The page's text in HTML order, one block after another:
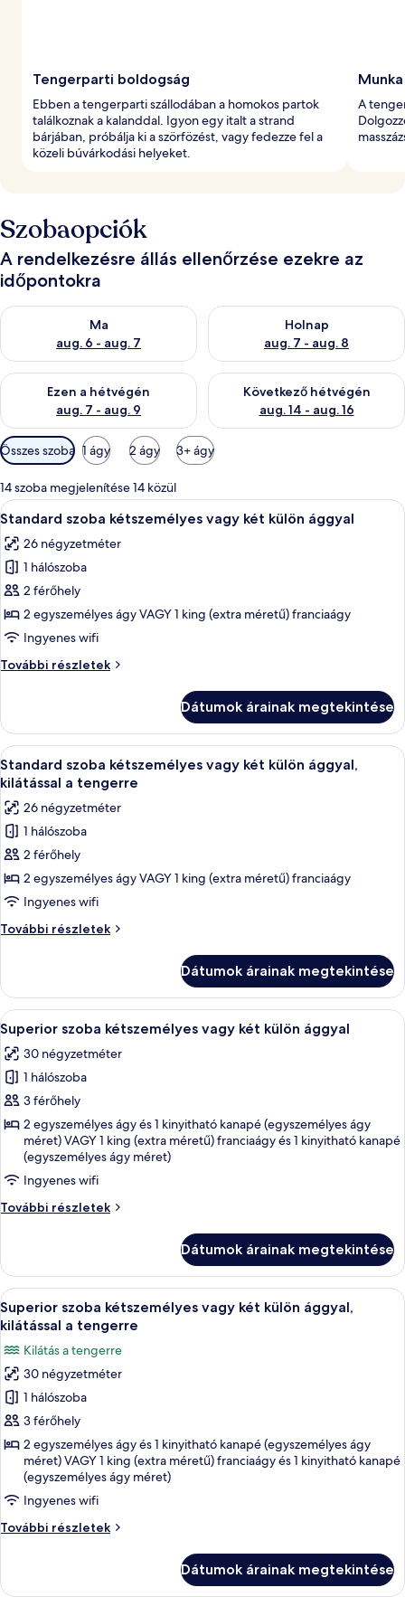
Tengerparti boldogság
Ebben a tengerparti szállodában a homokos partok
találkoznak a kalanddal. Igyon egy italt a strand
bárjában, próbálja ki a szörfözést, vagy fedezze fel a
közeli búvárkodási helyeket.
A
Szobaopciók
A rendelkezésre állás ellenőrzése ezekre az
időpontokra
Ma
aug. 6 - aug. 7
A ma esti rendelkezésre állás ellenőrzése: aug. 6 - aug. 7
Holnap
aug. 7 - aug. 8
A holnapi rendelkezésre állás
Ezen a hétvégén
aug. 7 - aug. 9
A mostani hétvégi rendelkezésre állás ellenőrzése: aug. 7 -
Következő hétvégén
aug. 14 - aug. 16
A következő hétvégi
Szobákhoz
rendelkezésre
álló
szűrők
Összes szoba 1 ágy 2 ágy 3+ ágy
14 szoba megjelenítése 14 közül
A
következő
szoba
összes
képének
megtekintése:
Standard
kétszemélyes
külön
ággyal
Egy modern szállodai szoba,
7
Standard szoba kétszemélyes vagy két külön ággyal
26 négyzetméter
1 hálószoba
2 férőhely
2 egyszemélyes ágy VAGY 1 king (extra méretű) franciaágy
Ingyenes wifi
További részletek
Standard
két
külön
ággyal
további
Dátumok árainak megtekintése
A
következő
szoba
összes
képének
megtekintése:
Standard
szoba
kétszemélyes
vagy
külön
ággyal,
kilátással
a
tengerre
Egy erkély, ahol van egy asztal,
6
Standard szoba kétszemélyes vagy két külön ággyal,
kilátással a tengerre
26 négyzetméter
1 hálószoba
2 férőhely
2 egyszemélyes ágy VAGY 1 king (extra méretű) franciaágy
Ingyenes wifi
További részletek
Standard
két
külön
ággyal,
kilátással
a
tengerre
részletei
Dátumok árainak megtekintése
A
következő
szoba
összes
képének
megtekintése:
Superior
szoba
kétszemélyes
vagy
ággyal
Egy kétágyas szoba, íróasztallal,
4
Superior szoba kétszemélyes vagy két külön ággyal
30 négyzetméter
1 hálószoba
3 férőhely
2 egyszemélyes ágy és 1 kinyitható kanapé (egyszemélyes ágy
méret) VAGY 1 king (extra méretű) franciaágy és 1 kinyitható kanapé
(egyszemélyes ágy méret)
Ingyenes wifi
További részletek
Superior
két
külön
ággyal
további
Dátumok árainak megtekintése
A
következő
összes
képének
megtekintése:
Superior
szoba
kétszemélyes
vagy
két
külön
a
Egy modern szoba, melyben egy
10
Superior szoba kétszemélyes vagy két külön ággyal,
kilátással a tengerre
Kilátás a tengerre
30 négyzetméter
1 hálószoba
3 férőhely
2 egyszemélyes ágy és 1 kinyitható kanapé (egyszemélyes ágy
méret) VAGY 1 king (extra méretű) franciaágy és 1 kinyitható kanapé
(egyszemélyes ágy méret)
Ingyenes wifi
További részletek
Superior
két
Dátumok árainak megtekintése